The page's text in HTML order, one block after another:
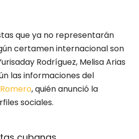
que ya no representarán
certamen internacional son
Rodríguez, Melisa Arias
las informaciones del
, quién anunció la
sociales.